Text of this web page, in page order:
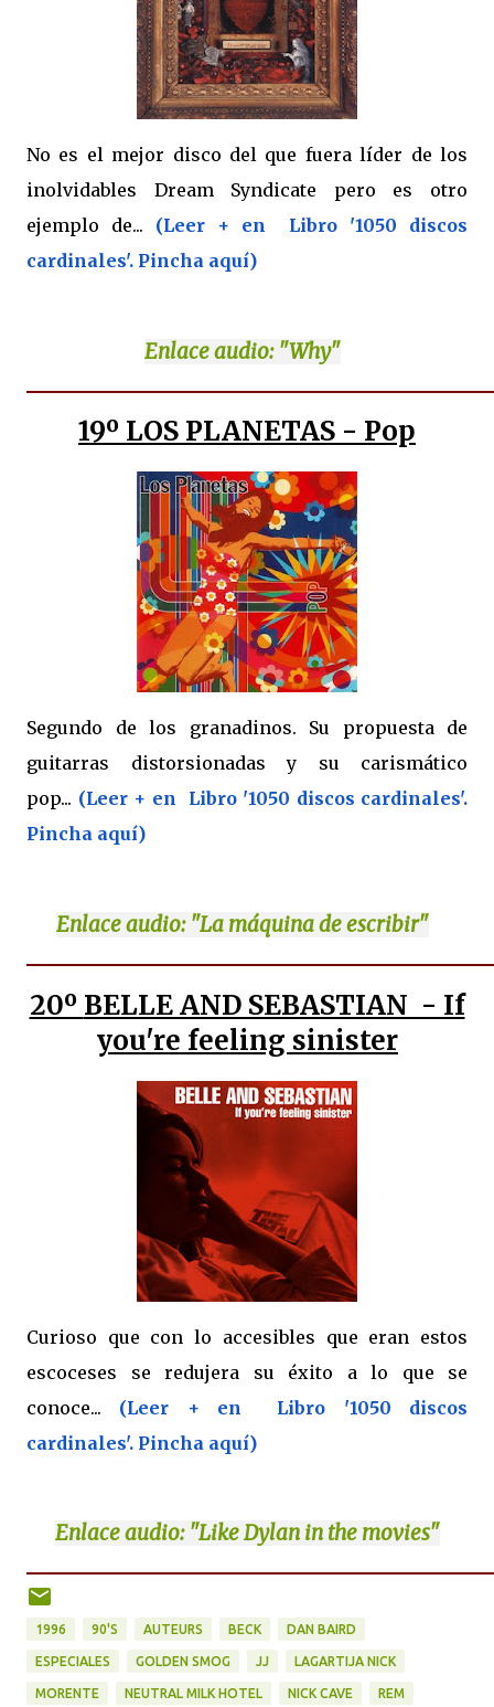
No es el mejor disco del que fuera líder de los
inolvidables Dream Syndicate pero es otro
ejemplo de... (Leer + en Libro '1050 discos
cardinales'. Pincha aquí)
Enlaceaudio: "Why"
19º LOS PLANETAS - Pop
Segundo de los granadinos. Su propuesta de
guitarras distorsionadas y su carismático
pop... (Leer + en Libro '1050 discos cardinales'.
Pincha aquí)
Enlaceaudio: "La máquina de escribir"
20º BELLE AND SEBASTIAN - If
you're feeling sinister
Curioso que con lo accesibles que eran estos
escoceses se redujera su éxito a lo que se
conoce... (Leer + en Libro '1050 discos
cardinales'. Pincha aquí)
Enlaceaudio: "Like Dylan in the movies"
1996 90'S AUTEURS BECK DAN BAIRD
ESPECIALES GOLDEN SMOG JJ LAGARTIJA NICK
MORENTE NEUTRAL MILK HOTEL NICK CAVE REM